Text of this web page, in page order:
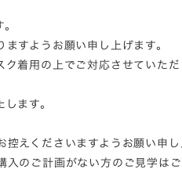
すようお願い申し上げます。
着用の上でご対応させていただ
ます。
えくださいますようお願い申し
のご計画がない方のご見学はご